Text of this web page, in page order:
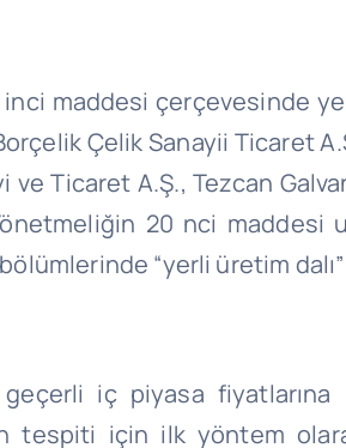
maddesi çerçevesinde
ÇelikSanayii Ticaret
ve Ticaret A.Ş.,Tezcan
20 nci maddesi
“yerli üretim dalı”
iç piyasa fiyatlarına
tespiti için ilk yöntem